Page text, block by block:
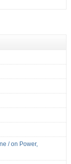
/ on Power,